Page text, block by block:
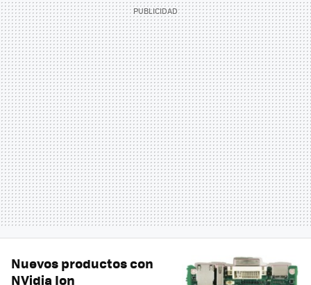
Nuevos productos con
NVidia Ion